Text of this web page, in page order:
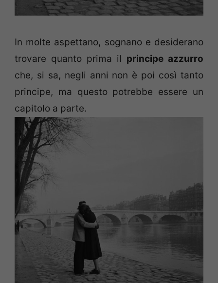
In molte aspettano, sognano e desiderano
trovare quanto prima il principe azzurro
che, si sa, negli anni non è poi così tanto
principe, ma questo potrebbe essere un
capitolo a parte.